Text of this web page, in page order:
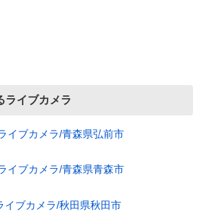
ライブカメラ
イブカメラ/青森県弘前市
イブカメラ/青森県青森市
イブカメラ/秋田県秋田市